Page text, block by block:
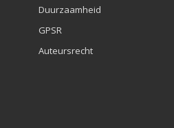
Duurzaamheid
GPSR
Auteursrecht